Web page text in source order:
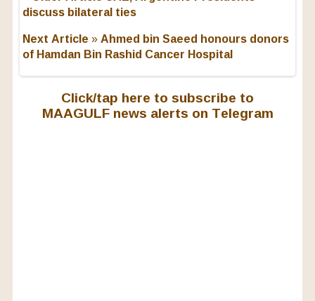
discuss bilateral ties
Next Article »Ahmed bin Saeed honours donors
of Hamdan Bin Rashid Cancer Hospital
Click/tap here to subscribe to
MAAGULF news alerts on Telegram